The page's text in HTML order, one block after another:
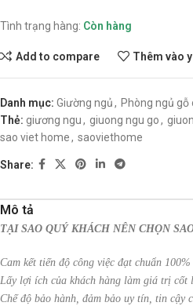
Tình trạng hàng: Còn hàng
Add to compare Thêm vào
Danh mục: Giường ngủ, Phòng ngủ gỗ
Thẻ: giương ngu, giuong ngu go,
sao viet home, saoviethome
Share:
Mô tả
TẠI SAO QUÝ KHÁCH NÊN CHỌN
Cam kết tiến độ công việc đạt chuẩn
Lấy lợi ích của khách hàng làm giá trị cốt
Chế độ bảo hành, đảm bảo uy tín, tin cậy